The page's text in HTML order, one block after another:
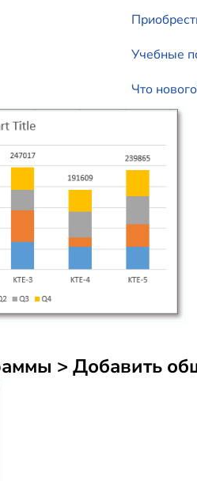
Учебные
Что
> Добавить